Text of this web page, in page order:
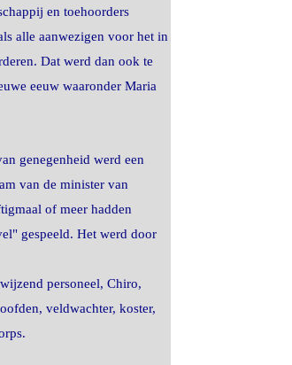
en toehoorders
alle aanwezigen voor het in
Dat werd dan ook te
eeuw waaronder Maria
genegenheid werd een
van de minister van
of meer hadden
gespeeld. Het werd door
personeel, Chiro,
veldwachter, koster,